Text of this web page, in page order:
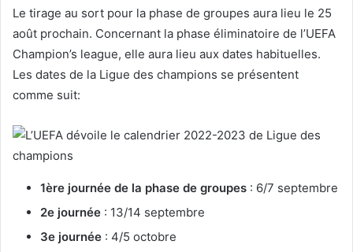
Le tirage au sort pour la phase de groupes aura lieu le 25
août prochain. Concernant la phase éliminatoire de l’UEFA
Champion’s league, elle aura lieu aux dates habituelles.
Les dates de la Ligue des champions se présentent
comme suit:
1ère journée de la phase de groupes : 6/7 septembre
2e journée : 13/14 septembre
3e journée : 4/5 octobre